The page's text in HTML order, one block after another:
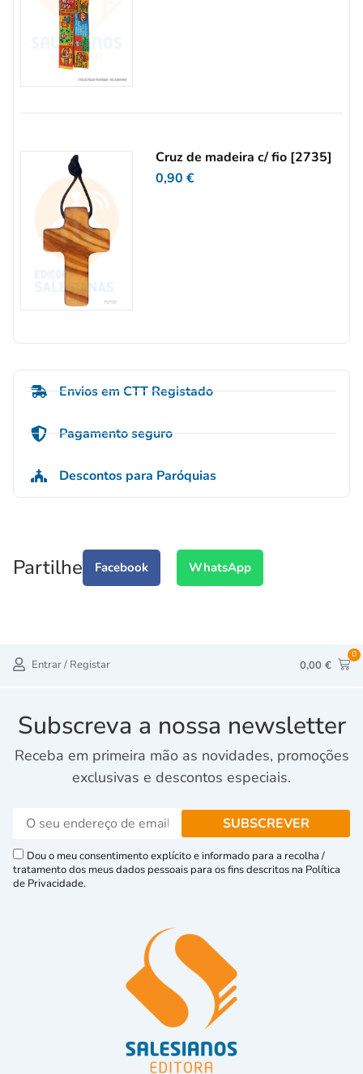
Cruz de madeira c/ fio [2735]
0,90€
Envios em CTT Registado
Pagamento seguro
Descontos para Paróquias
Partilhe Facebook WhatsApp
Entrar / Registar 0,00 €
0
Subscreva a nossa newsletter
Receba em primeira mão as novidades, promoções
exclusivas e descontos especiais.
Dou o meu consentimento explícito e informado para a recolha /
tratamento dos meus dados pessoais para os fins descritos na Política
de Privacidade.